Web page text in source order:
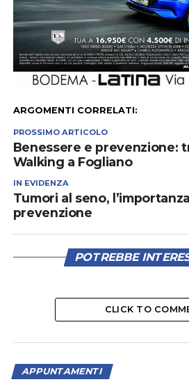
ARGOMENTI CORRELATI:
PROSSIMO ARTICOLO
Benessere e prevenzione:
Walking a Fogliano
IN EVIDENZA
Tumori al seno,
prevenzione
POTREBBE
CLICK TO
APPUNTAMENTI